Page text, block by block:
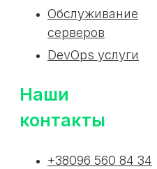
Обслуживание
серверов
DevOps услуги
Наши
контакты
+38096 560 84 34